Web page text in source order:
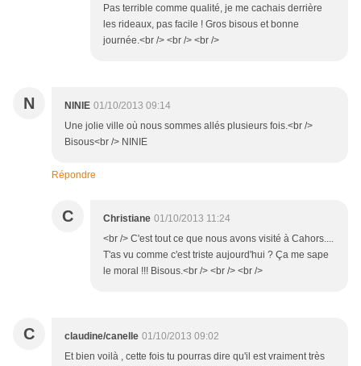
Pas terrible comme qualité, je me cachais derrière
les rideaux, pas facile ! Gros bisous et bonne
journée.<br /> <br /> <br />
N NINIE 01/10/2013 09:14
Une jolie ville où nous sommes allés plusieurs fois.<br />
Bisous<br /> NINIE
Répondre
C Christiane 01/10/2013 11:24
<br /> C'est tout ce que nous avons visité à Cahors....
T'as vu comme c'est triste aujourd'hui ? Ça me sape
le moral !!! Bisous.<br /> <br /> <br />
C claudine/canelle 01/10/2013 09:02
Et bien voilà , cette fois tu pourras dire qu'il est vraiment très